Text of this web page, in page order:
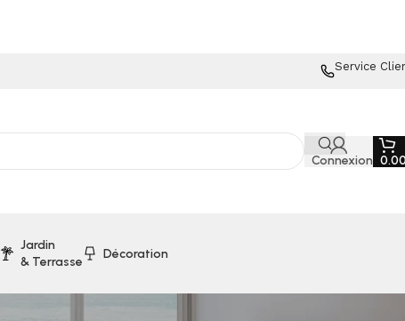
Service
Connexion
Jardin
& Terrasse
Décoration